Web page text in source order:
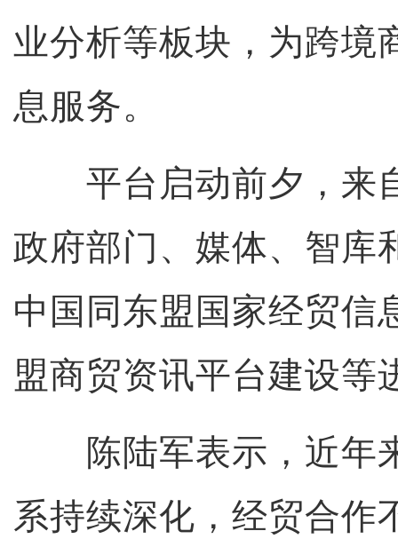
业分析等板块，为跨境
息服务。
平台启动前夕，来
政府部门、媒体、智库
中国同东盟国家经贸
盟商贸资讯平台建设等
陈陆军表示，近年
系持续深化，经贸合作